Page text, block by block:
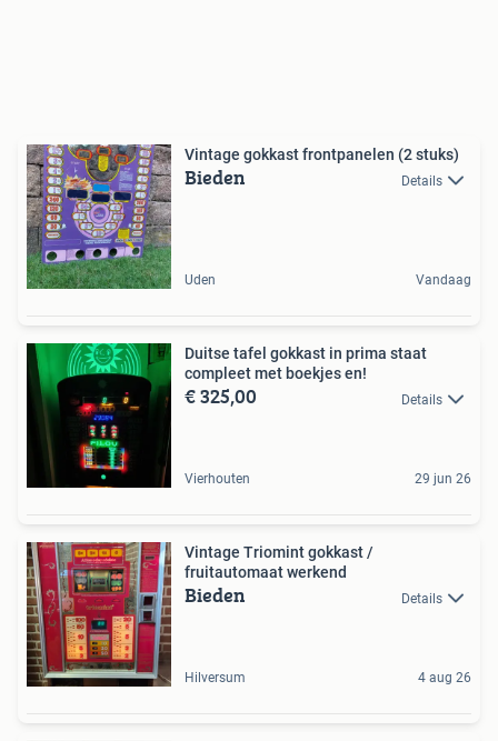
Vintage gokkast frontpanelen (2 stuks)
Bieden Details
Uden Vandaag
Duitse tafel gokkast in prima staat
compleet met boekjes en!
€ 325,00 Details
Vierhouten 29 jun 26
Vintage Triomint gokkast /
fruitautomaat werkend
Bieden Details
Hilversum 4 aug 26